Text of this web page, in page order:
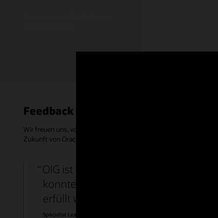
Feedback teilen
Wir freuen uns, von Ihnen hören! Unterstützen Sie IT-
Zukunft von Oracle IAM. Bitte nehmen Sie sich 15 Minuten Zeit,
OIG ist ein umfassendes Produkt
konnten. Wir haben ein breites
erfüllt wurden.
Specialist Lead, Government